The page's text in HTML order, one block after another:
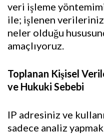
veri işleme
ile; işlenen
neler olduğu
amaçlıyoruz.
Toplanan Kişisel
ve Hukuki Sebebi
IP adresiniz ve
sadece analiz